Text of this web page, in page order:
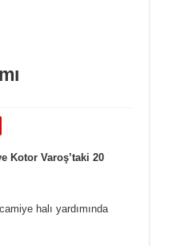
Kotor Varoş’taki 20
halı yardımında